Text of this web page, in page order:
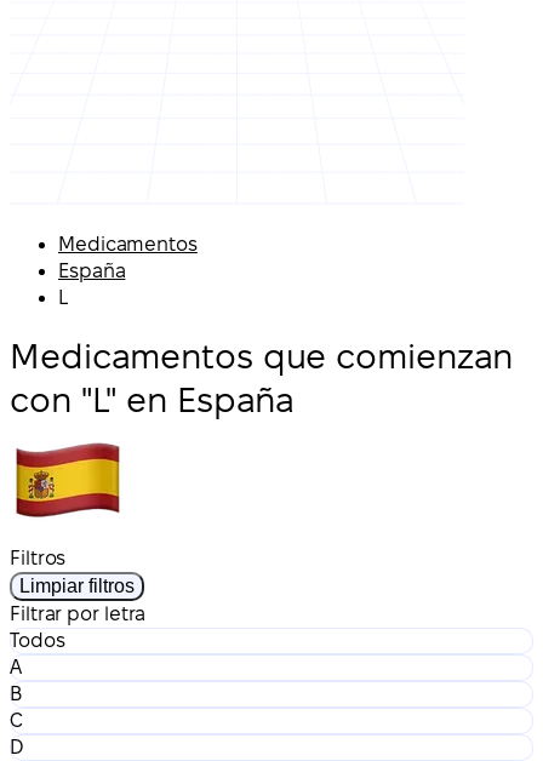
Medicamentos
España
L
Medicamentos que comienzan
con "L" en España
Filtros
Limpiar filtros
Filtrar por letra
Todos
A
B
C
D